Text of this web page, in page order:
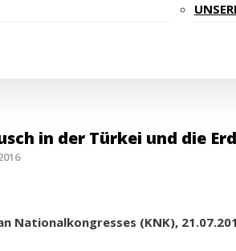
in der Türkei und die
Nationalkongresses (KNK),